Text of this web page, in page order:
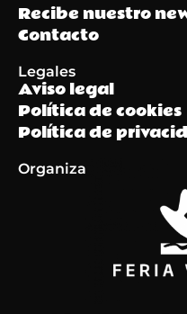
Recibe nuestro
Contacto
Legales
Aviso legal
Política de cookies
Política de
Organiza